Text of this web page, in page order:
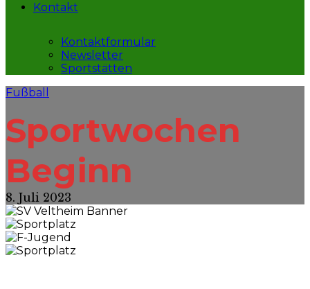
Kontakt
Kontaktformular
Newsletter
Sportstätten
Fußball
Sportwochen
Beginn
8. Juli 2023